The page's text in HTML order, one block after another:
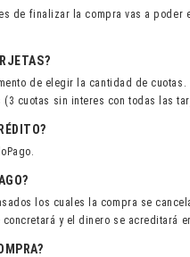
de finalizar la compra vas a
de elegir la cantidad de
(3 cuotas sin interes con todas las
.
los cuales la compra se
y el dinero se acreditará